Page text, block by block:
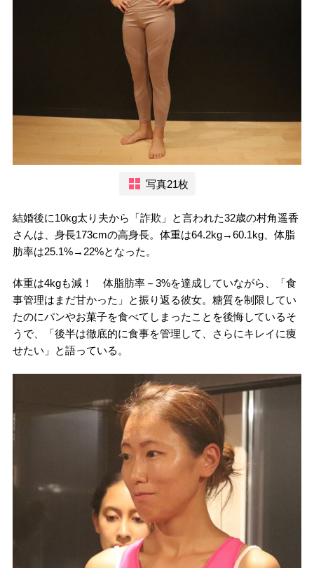
写真21枚
結婚後に10kg太り夫から「詐欺」と言われた32歳の村角遥香
さんは、身長173cmの高身長。体重は64.2kg→60.1kg、体脂
肪率は25.1%→22%となった。
体重は4kgも減！ 体脂肪率－3%を達成していながら、「食
事管理はまだ甘かった」と振り返る彼女。糖質を制限してい
たのにパンやお菓子を食べてしまったことを後悔しているそ
うで、「後半は徹底的に食事を管理して、さらにキレイに痩
せたい」と語っている。